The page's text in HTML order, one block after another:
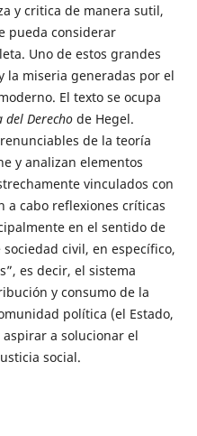
y critica de manera sutil,
pueda considerar
Uno de estos grandes
la miseria generadas por el
El texto se ocupa
del Derechode Hegel.
de la teoría
y analizan elementos
vinculados con
a cabo reflexiones críticas
en el sentido de
civil, en específico,
es decir, el sistema
y consumo de la
política (el Estado,
a solucionar el
social.